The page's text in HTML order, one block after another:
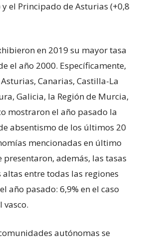
el Principado de Asturias (+0,8
en 2019 su mayor tasa
el año 2000. Específicamente,
Canarias, Castilla-La
Galicia, la Región de Murcia,
mostraron el año pasado la
absentismo de los últimos 20
mencionadas en último
además, las tasas
entre todas las regiones
año pasado: 6,9% en el caso
vasco.
autónomas se